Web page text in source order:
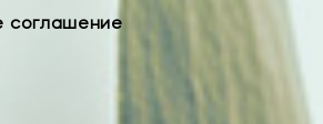
соглашение